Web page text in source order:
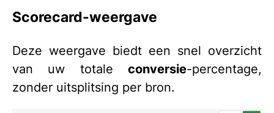
Scorecard-weergave
Deze weergave biedt een snel overzicht
van uw totale conversie-percentage,
zonder uitsplitsing per bron.